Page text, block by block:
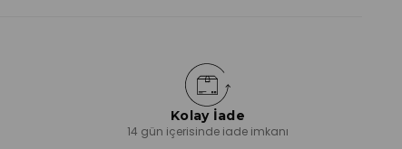
Kolay İade
14 gün içerisinde iade imkanı